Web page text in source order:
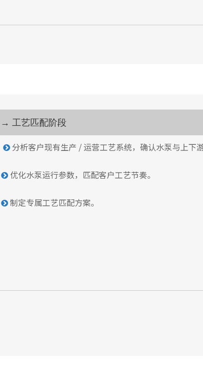
→ 工艺匹配阶段
 分析客户现有生产 / 运营工艺系统，确认水泵与上下
 优化水泵运行参数，匹配客户工艺节奏。
 制定专属工艺匹配方案。